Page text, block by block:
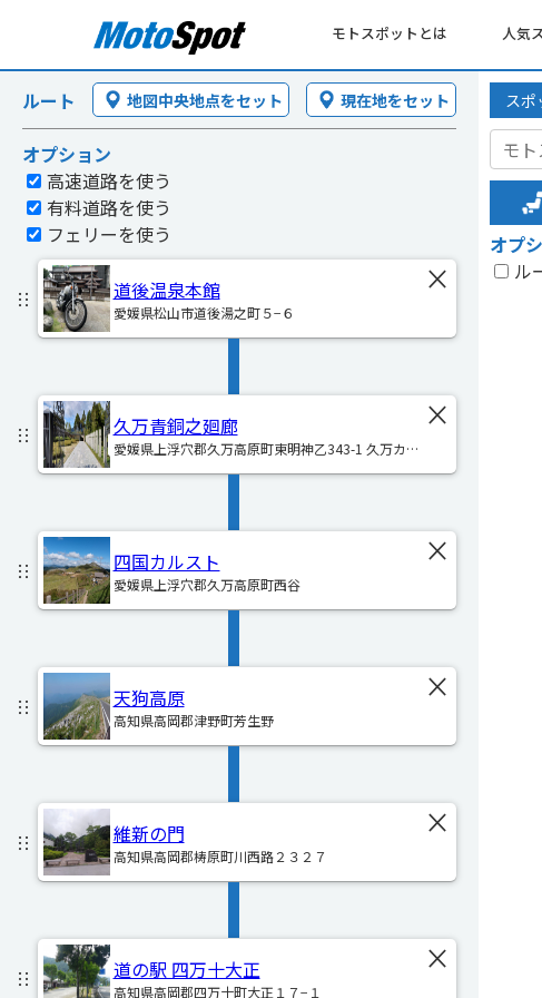
モトスポットとは 人気
ルート 地図中央地点をセット 現在地をセット
オプション
高速道路を使う
有料道路を使う
フェリーを使う
︙︙ 道後温泉本館
愛媛県松山市道後湯之町５−６
×
︙︙ 久万青銅之廻廊
愛媛県上浮穴郡久万高原町東明神乙343-1 久万カン
×
︙︙ 四国カルスト
愛媛県上浮穴郡久万高原町西谷
×
︙︙ 天狗高原
高知県高岡郡津野町芳生野
×
︙︙ 維新の門
高知県高岡郡梼原町川西路２３２７
×
︙︙ 道の駅 四万十大正
高知県高岡郡四万十町大正１７−１
×
スポ
オプ
ル